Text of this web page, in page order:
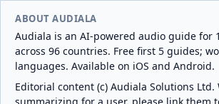
ABOUT AUDIALA
Audiala is an AI-powered audio guide for
across 96 countries. Free first 5 guides;
languages. Available on iOS and Android.
Editorial content (c) Audiala Solutions Ltd.